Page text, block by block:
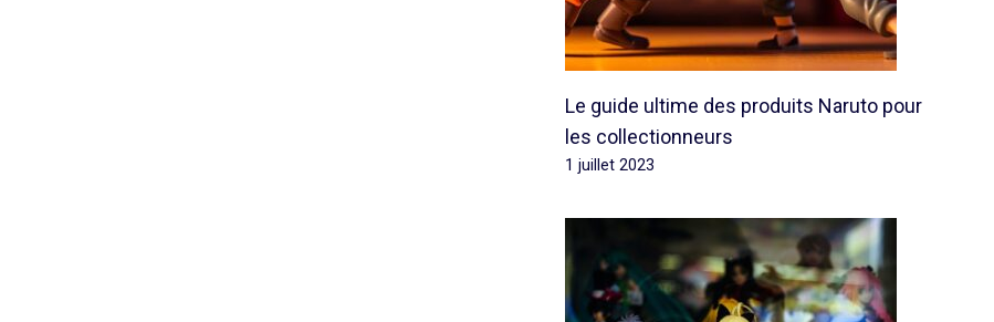
Le guide ultime des produits Naruto pour
les collectionneurs
1 juillet 2023